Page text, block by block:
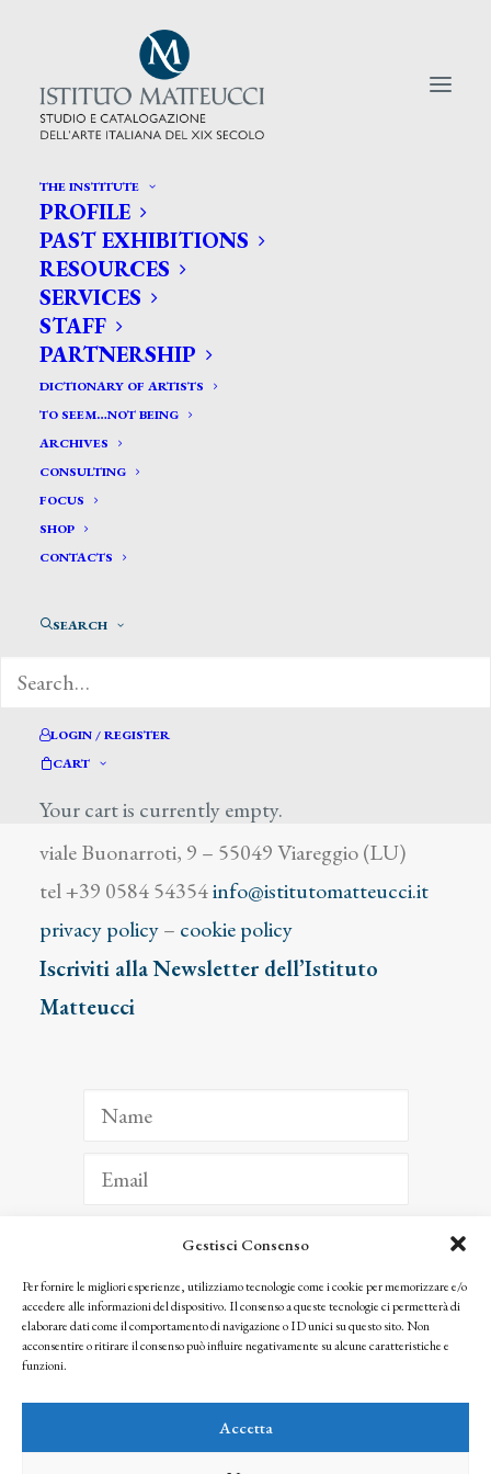
Gestisci Consenso
Per fornire le migliori esperienze, utilizziamo tecnologie come i cookie per memorizzare e/o
accedere alle informazioni del dispositivo. Il consenso a queste tecnologie ci permetterà di
elaborare dati come il comportamento di navigazione o ID unici su questo sito. Non
acconsentire o ritirare il consenso può influire negativamente su alcune caratteristiche e
funzioni.
Accetta
THE INSTITUTE
PROFILE
PAST EXHIBITIONS
RESOURCES
SERVICES
STAFF
PARTNERSHIP
DICTIONARY OF ARTISTS
TO SEEM…NOT BEING
ARCHIVES
CONSULTING
FOCUS
SHOP
CONTACTS
SEARCH
LOGIN / REGISTER
CART
Your cart is currently empty.
CERCA TRA GLI ARTISTI:
Search
for:
Voillemot André Charles
Istituto Matteucci
viale Buonarroti, 9 – 55049 Viareggio (LU)
tel +39 0584 54354info@istitutomatteucci.it
privacy policy– cookie policy
Iscriviti alla Newsletter dell’Istituto
Matteucci
ISCRIVITI
Facendo clic per iscriverti, riconosci che le tue informazioni saranno trattate
seguendo la nostra Privacy Policy
© 2025 Istituto Matteucci. All right reserved
l’autorizzazione scritta dei proprietari dei diritti e dell’Istituto Matteucci